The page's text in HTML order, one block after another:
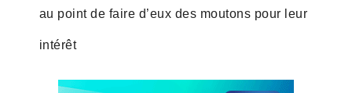
au point de faire d’eux des moutons pour leur
intérêt